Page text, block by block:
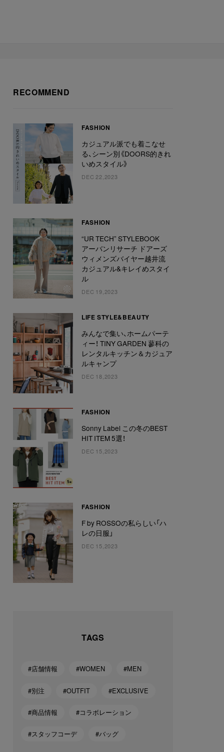
RECOMMEND
FASHION
カジュアル派でも着こなせ
る、シーン別《DOORS的きれ
いめスタイル》
DEC 22,2023
FASHION
“UR TECH” STYLEBOOK
アーバンリサーチ ドアーズ
ウィメンズバイヤー越井流
カジュアル&キレイめスタイ
ル
DEC 19,2023
LIFE STYLE&BEAUTY
みんなで集い、ホームパーテ
ィー！ TINY GARDEN 蓼科の
レンタルキッチン＆カジュア
ルキャンプ
DEC 18,2023
FASHION
Sonny Label この冬のBEST
HIT ITEM 5選！
DEC 15,2023
FASHION
F by ROSSOの私らしい「ハ
レの日服」
DEC 15,2023
TAGS
#店舗情報 #WOMEN #MEN
#別注 #OUTFIT #EXCLUSIVE
#商品情報 #コラボレーション
#スタッフコーデ #バッグ